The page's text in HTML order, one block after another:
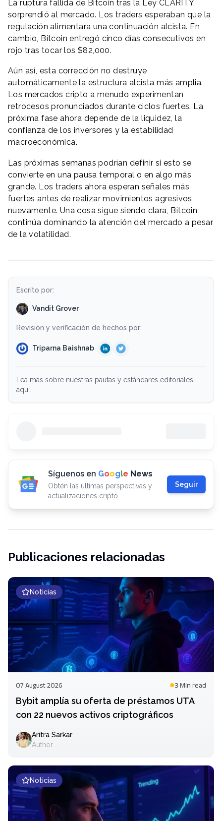
La ruptura fallida de Bitcoin tras la Ley CLARITY
sorprendió al mercado. Los traders esperaban que la
regulación alimentara una continuación alcista. En
cambio, Bitcoin entregó cinco días consecutivos en
rojo tras tocar los $82,000.
Aún así, esta corrección no destruye
automáticamente la estructura alcista más amplia.
Los mercados cripto a menudo experimentan
retrocesos pronunciados durante ciclos fuertes. La
próxima fase ahora depende de la liquidez, la
confianza de los inversores y la estabilidad
macroeconómica.
Las próximas semanas podrían definir si esto se
convierte en una pausa temporal o en algo más
grande. Los traders ahora esperan señales más
fuertes antes de realizar movimientos agresivos
nuevamente. Una cosa sigue siendo clara, Bitcoin
continúa dominando la atención del mercado a pesar
de la volatilidad.
Escrito por:
Vandit Grover
Revisión y verificación de hechos por:
Triparna Baishnab
Lea más sobre nuestras pautas y estándares editoriales
aquí.
Síguenos en Google News
Obtén las últimas perspectivas y
actualizaciones cripto.
Seguir
Publicaciones relacionadas
Noticias
07 August 2026 3 Minread
Bybit amplía su oferta de préstamos UTA
con 22 nuevos activos criptográficos
Aritra Sarkar
Author
Noticias